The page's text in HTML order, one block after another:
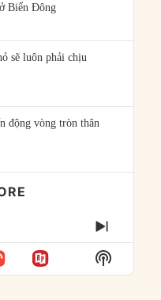
Biển Đông
sẽ luôn phải chịu
động vòng tròn thân
NEXT
Show
Podcast